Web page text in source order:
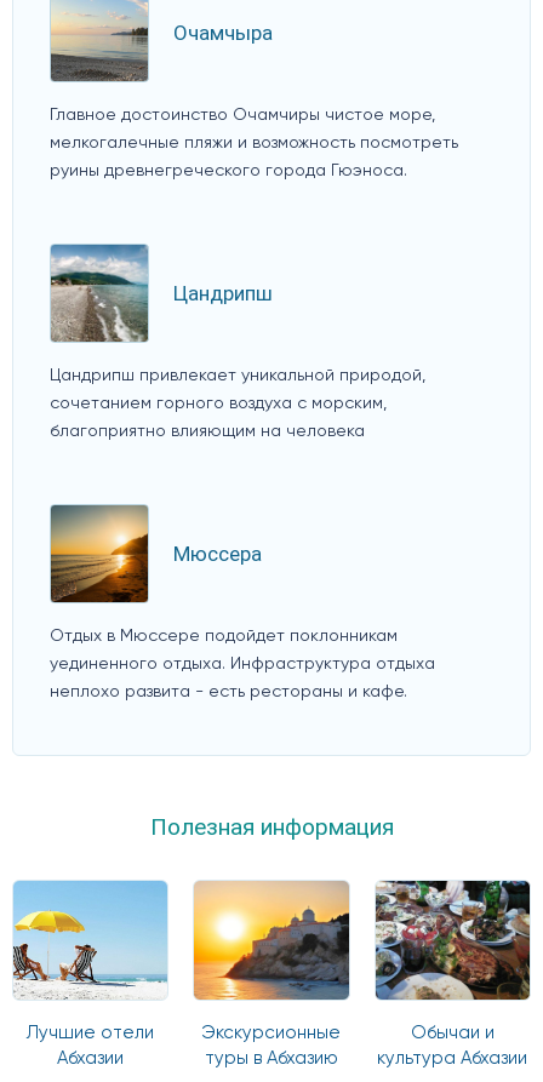
Очамчыра
Главное достоинство Очамчиры чистое море,
мелкогалечные пляжи и возможность посмотреть
руины древнегреческого города Гюэноса.
Цандрипш
Цандрипш привлекает уникальной природой,
сочетанием горного воздуха с морским,
благоприятно влияющим на человека
Мюссера
Отдых в Мюссере подойдет поклонникам
уединенного отдыха. Инфраструктура отдыха
неплохо развита - есть рестораны и кафе.
Полезная информация
Лучшие отели
Абхазии
Экскурсионные
туры в Абхазию
Обычаи и
культура Абхазии